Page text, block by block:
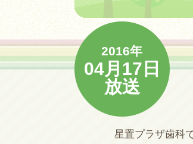
2016年
04月17日
放送
星置プラザ歯科